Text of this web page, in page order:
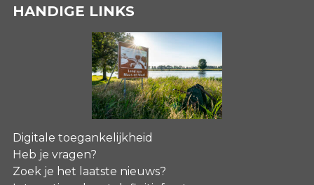
HANDIGE LINKS
Digitale toegankelijkheid
Heb je vragen?
Zoek je het laatste nieuws?